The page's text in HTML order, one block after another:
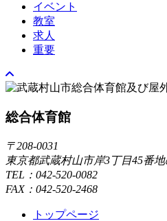
イベント
教室
求人
重要
総合体育館
〒208-0031
東京都武蔵村山市岸3丁目45番地
TEL：042-520-0082
FAX：042-520-2468
トップページ